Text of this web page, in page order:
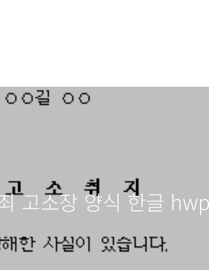
고소장 양식 한글